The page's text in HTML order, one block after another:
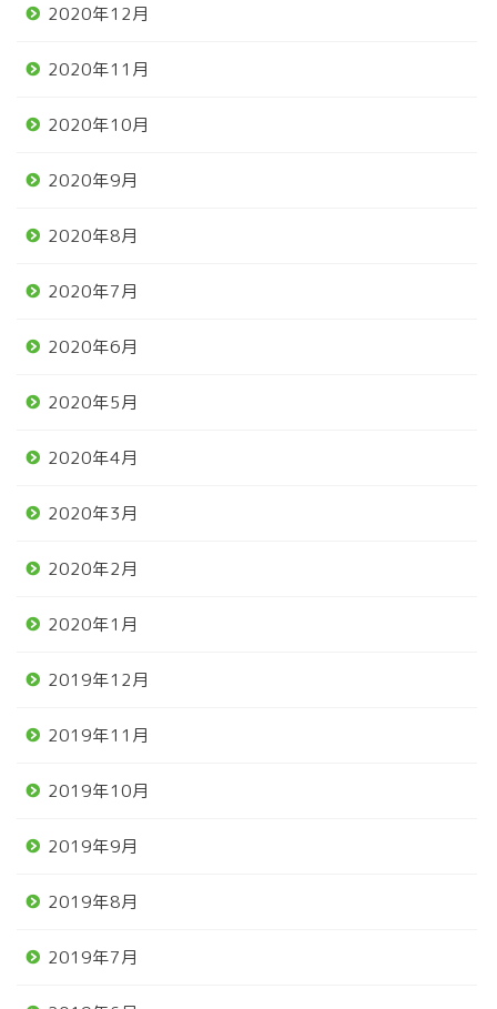
2020年12月
2020年11月
2020年10月
2020年9月
2020年8月
2020年7月
2020年6月
2020年5月
2020年4月
2020年3月
2020年2月
2020年1月
2019年12月
2019年11月
2019年10月
2019年9月
2019年8月
2019年7月